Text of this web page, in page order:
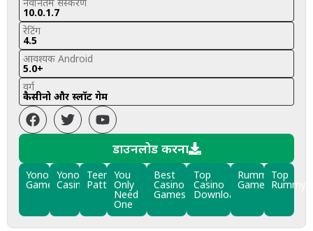
नवीनतम संस्करण
10.0.1.7
रेटिंग
4.5
आवश्यक Android
5.0+
वर्ग
कैसीनो और स्लॉट गेम
डाउनलोड करना
Yono
Games
Yono
Casino
Teen
Patti
You
Only
Need
One
Best
Casino
Games
Top
Casino
Downloads
Rummy
Games
Top
Rummy